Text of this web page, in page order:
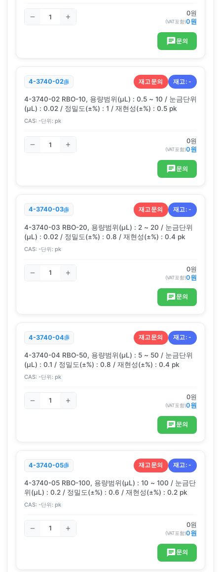
0원
(VAT포함)0원
문의
4-3740-02 재고문의 재고:-
4-3740-02 RBO-10, 용량범위(μL) : 0.5 ~ 10 / 눈금단위
(μL) : 0.02 / 정밀도(±%) : 1 / 재현성(±%) : 0.5 pk
CAS: -단위: pk
0원
(VAT포함)0원
문의
4-3740-03 재고문의 재고:-
4-3740-03 RBO-20, 용량범위(μL) : 2 ~ 20 / 눈금단위
(μL) : 0.02 / 정밀도(±%) : 0.8 / 재현성(±%) : 0.4 pk
CAS: -단위: pk
0원
(VAT포함)0원
문의
4-3740-04 재고문의 재고:-
4-3740-04 RBO-50, 용량범위(μL) : 5 ~ 50 / 눈금단위
(μL) : 0.1 / 정밀도(±%) : 0.8 / 재현성(±%) : 0.4 pk
CAS: -단위: pk
0원
(VAT포함)0원
문의
4-3740-05 재고문의 재고:-
4-3740-05 RBO-100, 용량범위(μL) : 10 ~ 100 / 눈금단
위(μL) : 0.2 / 정밀도(±%) : 0.6 / 재현성(±%) : 0.2 pk
CAS: -단위: pk
0원
(VAT포함)0원
문의